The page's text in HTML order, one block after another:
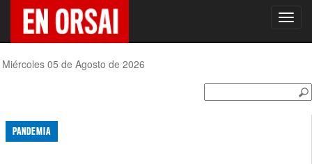
Miércoles 05 de Agosto de 2026
PANDEMIA